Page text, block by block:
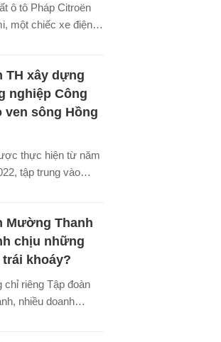
ô tô Pháp Citroën
một chiếc xe điện
nhanh và trông
chiếc máy giặt,
có giá € 6.000
với khoảng 6.600
TH xây dựng
nghiệp Công
ven sông Hồng
thực hiện từ năm
tập trung vào
sinh thái.
Mường Thanh
chịu những
khoáy?
chỉ riêng Tập đoàn
nhiều doanh